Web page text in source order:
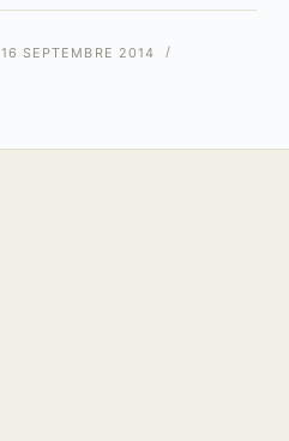
16 SEPTEMBRE 2014